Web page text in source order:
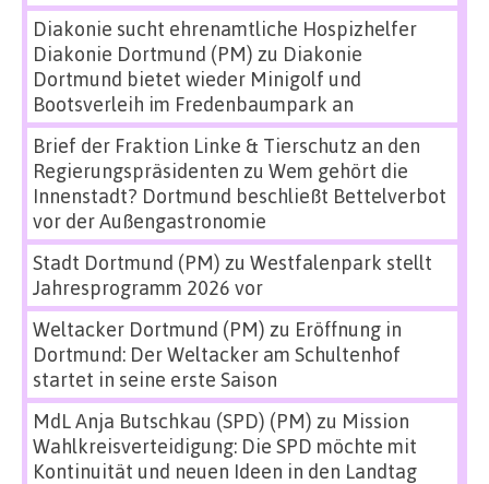
Diakonie sucht ehrenamtliche Hospizhelfer
Diakonie Dortmund (PM) zu Diakonie
Dortmund bietet wieder Minigolf und
Bootsverleih im Fredenbaumpark an
Brief der Fraktion Linke & Tierschutz an den
Regierungspräsidenten zu Wem gehört die
Innenstadt? Dortmund beschließt Bettelverbot
vor der Außengastronomie
Stadt Dortmund (PM) zu Westfalenpark stellt
Jahresprogramm 2026 vor
Weltacker Dortmund (PM) zu Eröffnung in
Dortmund: Der Weltacker am Schultenhof
startet in seine erste Saison
MdL Anja Butschkau (SPD) (PM) zu Mission
Wahlkreisverteidigung: Die SPD möchte mit
Kontinuität und neuen Ideen in den Landtag